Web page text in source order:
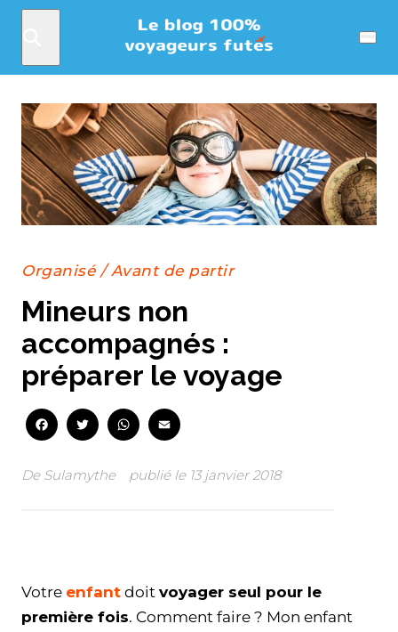
Menu
Organisé/Avant de partir
Mineurs non
accompagnés :
préparer le voyage
FacebookTwitterWhatsApp
De Sulamythe publié le 13 janvier 2018
Votre enfant doit voyager seul pour le
première fois. Comment faire ? Mon enfant